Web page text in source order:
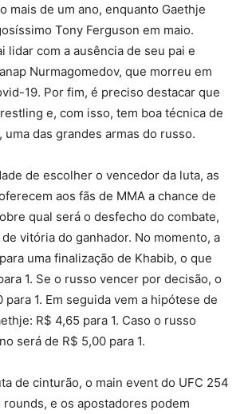
mais de um ano, enquanto Gaethje
Tony Ferguson em maio.
lidar com a ausência de seu pai e
Nurmagomedov, que morreu em
19. Por fim, é preciso destacar que
e, com isso, tem boa técnica de
uma das grandes armas do russo.
de escolher o vencedor da luta, as
aos fãs de MMA a chance de
qual será o desfecho do combate,
vitória do ganhador. No momento, a
uma finalização de Khabib, o que
1. Se o russo vencer por decisão, o
1. Em seguida vem a hipótese de
R$ 4,65 para 1. Caso o russo
será de R$ 5,00 para 1.
de cinturão, o main event do UFC 254
e os apostadores podem